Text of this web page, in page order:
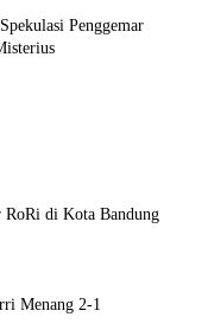
Penggemar
RoRi di Kota Bandung
Menang 2-1